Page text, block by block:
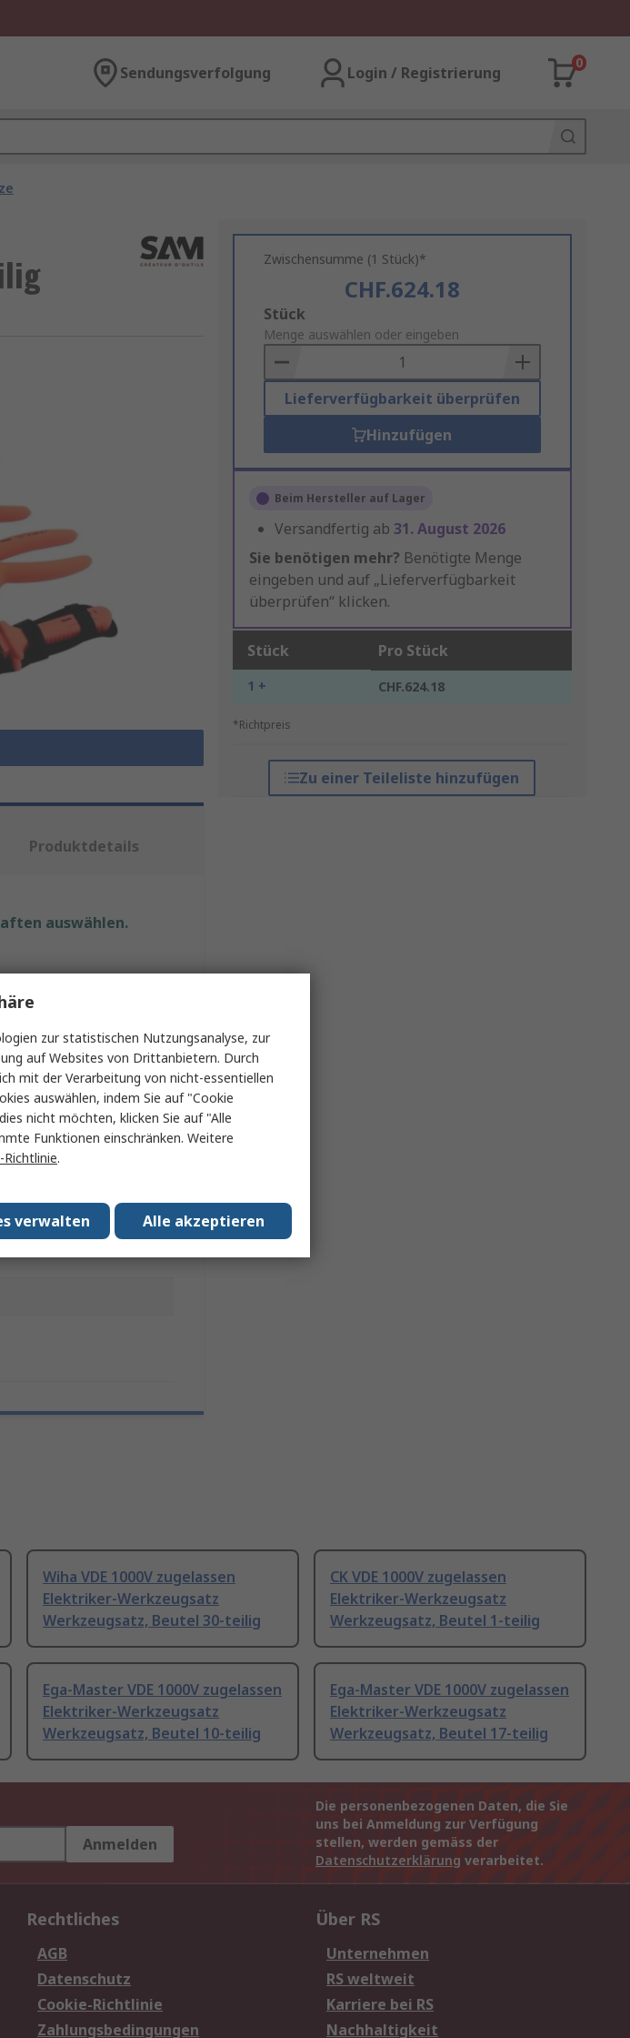
Sendungsverfolgung Login / Registrierung
0
Zwischensumme (1 Stück)*
CHF.624.18
Add
to
Basket
Stück
Menge auswählen oder eingeben
Lieferverfügbarkeit überprüfen
Hinzufügen
Beim Hersteller auf Lager
Versandfertig ab 31. August 2026
Sie benötigen mehr? Benötigte Menge
eingeben und auf „Lieferverfügbarkeit
überprüfen“ klicken.
Stück Pro Stück
1 + CHF.624.18
*Richtpreis
Zu einer Teileliste hinzufügen
Produktdetails
auswählen.
Zangen,
Abisolierzange
Wiha VDE 1000V zugelassen
Elektriker-Werkzeugsatz
Werkzeugsatz, Beutel 30-teilig
CK VDE 1000V zugelassen
Elektriker-Werkzeugsatz
Werkzeugsatz, Beutel 1-teilig
Ega-Master VDE 1000V zugelassen
Elektriker-Werkzeugsatz
Werkzeugsatz, Beutel 10-teilig
Ega-Master VDE 1000V zugelassen
Elektriker-Werkzeugsatz
Werkzeugsatz, Beutel 17-teilig
Anmelden
Die personenbezogenen Daten, die Sie
uns bei Anmeldung zur Verfügung
stellen, werden gemäss der
Datenschutzerklärung verarbeitet.
Rechtliches
AGB
Datenschutz
Cookie-Richtlinie
Zahlungsbedingungen
Über RS
Unternehmen
RS weltweit
Karriere bei RS
Nachhaltigkeit
zur statistischen Nutzungsanalyse, zur
auf Websites von Drittanbietern. Durch
mit der Verarbeitung von nicht-essentiellen
auswählen, indem Sie auf "Cookie
nicht möchten, klicken Sie auf "Alle
Funktionen einschränken. Weitere
Richtlinie.
Alle akzeptieren
verwalten